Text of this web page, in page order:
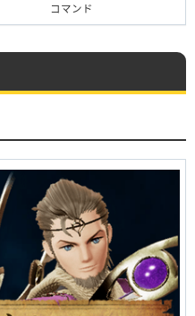
コマンド